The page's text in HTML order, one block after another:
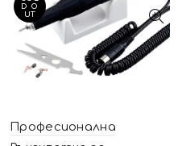
D O
UT
Професионална